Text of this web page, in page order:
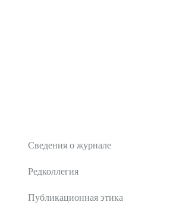
Сведения о журнале
Редколлегия
Публикационная этика